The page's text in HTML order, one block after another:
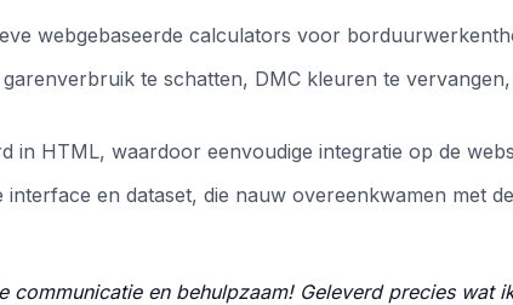
webgebaseerde calculators voor
te schatten, DMC kleuren te
in HTML, waardoor eenvoudige integratie op de
en dataset, die nauw overeenkwamen met
communicatie en behulpzaam! Geleverd precies wat